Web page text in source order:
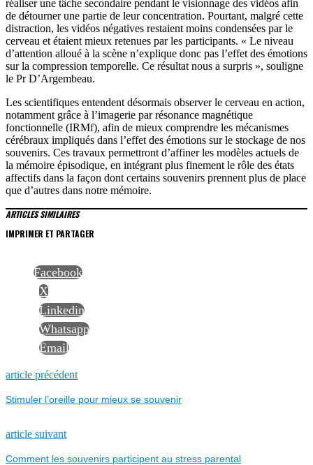
réaliser une tâche secondaire pendant le visionnage des vidéos afin
de détourner une partie de leur concentration. Pourtant, malgré cette
distraction, les vidéos négatives restaient moins condensées par le
cerveau et étaient mieux retenues par les participants. « Le niveau
d’attention alloué à la scène n’explique donc pas l’effet des émotions
sur la compression temporelle. Ce résultat nous a surpris », souligne
le Pr D’Argembeau.
Les scientifiques entendent désormais observer le cerveau en action,
notamment grâce à l’imagerie par résonance magnétique
fonctionnelle (IRMf), afin de mieux comprendre les mécanismes
cérébraux impliqués dans l’effet des émotions sur le stockage de nos
souvenirs. Ces travaux permettront d’affiner les modèles actuels de
la mémoire épisodique, en intégrant plus finement le rôle des états
affectifs dans la façon dont certains souvenirs prennent plus de place
que d’autres dans notre mémoire.
ARTICLES SIMILAIRES
IMPRIMER ET PARTAGER
Facebook
X
Linkedin
Whatsapp
Email
NAVIGATION
DE
L’ARTICLE
article précédentPrevious
Stimuler l’oreille pour mieux se souvenir
article suivantNext
Comment les souvenirs participent au stress parental